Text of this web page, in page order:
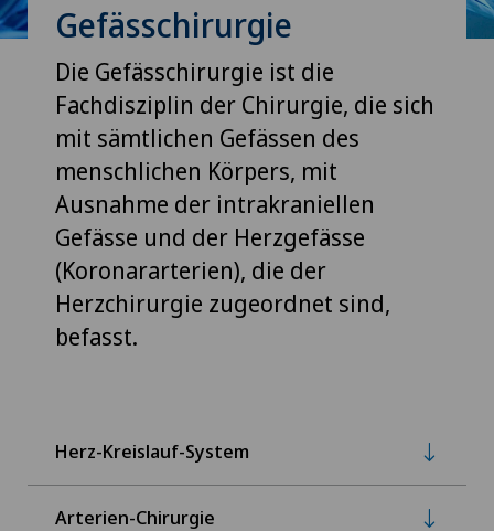
Gefässchirurgie
Die Gefässchirurgie ist die
Fachdisziplin der Chirurgie, die sich
mit sämtlichen Gefässen des
menschlichen Körpers, mit
Ausnahme der intrakraniellen
Gefässe und der Herzgefässe
(Koronararterien), die der
Herzchirurgie zugeordnet sind,
befasst.
Herz-Kreislauf-System
Arterien-Chirurgie